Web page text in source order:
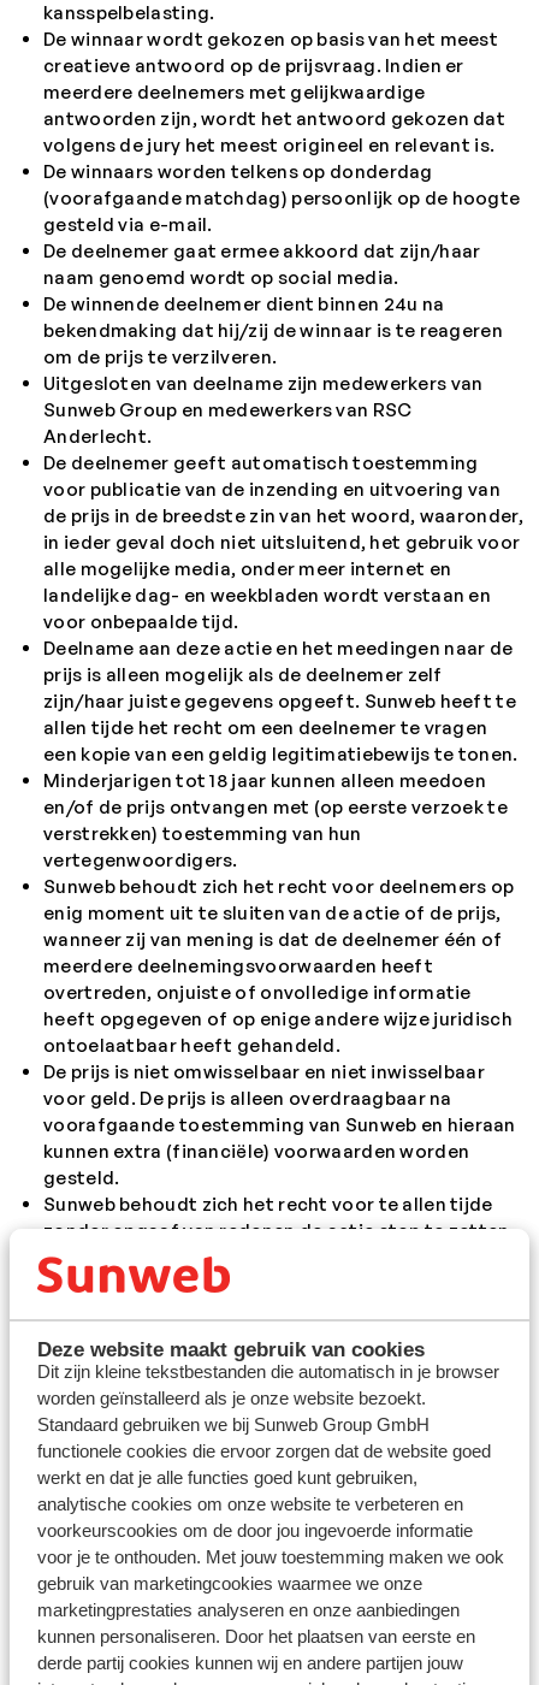
Deze website maakt gebruik van cookies
Dit zijn kleine tekstbestanden die automatisch in je browser
worden geïnstalleerd als je onze website bezoekt.
Standaard gebruiken we bij Sunweb Group GmbH
functionele cookies die ervoor zorgen dat de website goed
werkt en dat je alle functies goed kunt gebruiken,
analytische cookies om onze website te verbeteren en
voorkeurscookies om de door jou ingevoerde informatie
voor je te onthouden. Met jouw toestemming maken we ook
gebruik van marketingcookies waarmee we onze
marketingprestaties analyseren en onze aanbiedingen
kunnen personaliseren. Door het plaatsen van eerste en
derde partij cookies kunnen wij en andere partijen jouw
kansspelbelasting.
De winnaar wordt gekozen op basis van het meest
creatieve antwoord op de prijsvraag. Indien er
meerdere deelnemers met gelijkwaardige
antwoorden zijn, wordt het antwoord gekozen dat
volgens de jury het meest origineel en relevant is.
De winnaars worden telkens op donderdag
(voorafgaande matchdag) persoonlijk op de hoogte
gesteld via e-mail.
De deelnemer gaat ermee akkoord dat zijn/haar
naam genoemd wordt op social media.
De winnende deelnemer dient binnen 24u na
bekendmaking dat hij/zij de winnaar is te reageren
om de prijs te verzilveren.
Uitgesloten van deelname zijn medewerkers van
Sunweb Group en medewerkers van RSC
Anderlecht.
De deelnemer geeft automatisch toestemming
voor publicatie van de inzending en uitvoering van
de prijs in de breedste zin van het woord, waaronder,
in ieder geval doch niet uitsluitend, het gebruik voor
alle mogelijke media, onder meer internet en
landelijke dag- en weekbladen wordt verstaan en
voor onbepaalde tijd.
Deelname aan deze actie en het meedingen naar de
prijs is alleen mogelijk als de deelnemer zelf
zijn/haar juiste gegevens opgeeft. Sunweb heeft te
allen tijde het recht om een deelnemer te vragen
een kopie van een geldig legitimatiebewijs te tonen.
Minderjarigen tot 18 jaar kunnen alleen meedoen
en/of de prijs ontvangen met (op eerste verzoek te
verstrekken) toestemming van hun
vertegenwoordigers.
Sunweb behoudt zich het recht voor deelnemers op
enig moment uit te sluiten van de actie of de prijs,
wanneer zij van mening is dat de deelnemer één of
meerdere deelnemingsvoorwaarden heeft
overtreden, onjuiste of onvolledige informatie
heeft opgegeven of op enige andere wijze juridisch
ontoelaatbaar heeft gehandeld.
De prijs is niet omwisselbaar en niet inwisselbaar
voor geld. De prijs is alleen overdraagbaar na
voorafgaande toestemming van Sunweb en hieraan
kunnen extra (financiële) voorwaarden worden
gesteld.
Sunweb behoudt zich het recht voor te allen tijde
zonder opgaaf van redenen de actie stop te zetten
of de actievoorwaarden tussentijds te wijzigen.
Over deze actievoorwaarden en de uitslag kan niet
Sunweb, de door haar ingeschakelde hulppersonen
of derden en/of anderszins door Sunweb
betrokkenen met betrekking tot deze actie zijn niet
aansprakelijk voor enige schade direct of indirect
en/of letsel in welke vorm dan ook als gevolg van
gebruik of inzet van de uitgekeerde prijzen en/of
deelname aan de actie.
Druk-, spel-, zet- of vergelijkbare fouten kunnen niet
worden tegengeworpen en betekenen op geen
enkele wijze een verplichting voor Sunweb.
Als een deelnemer een klacht heeft in verband met
de actie, dan kan de deelnemer deze binnen 10
werkdagen nadat de klacht is ontstaan of